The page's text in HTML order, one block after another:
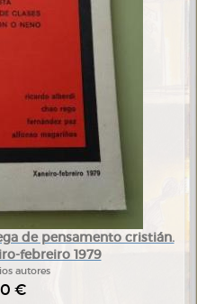
de pensamento cristián.
febreiro 1979
autores
€